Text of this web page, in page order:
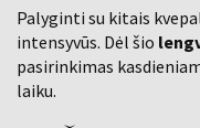
Palyginti su kitais
intensyvūs. Dėl šio
pasirinkimas
laiku.